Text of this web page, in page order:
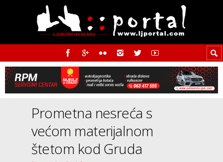
Prometna nesreća s
većom materijalnom
štetom kod Gruda